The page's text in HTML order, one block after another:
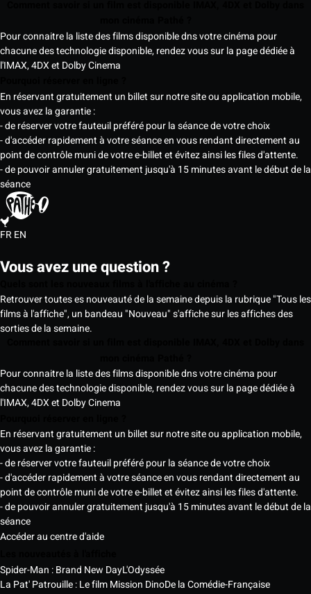
Pour connaitre la liste des films disponible dns votre cinéma pour
chacune des technologie disponible, rendez vous sur la page dédiée à
l'IMAX, 4DX et Dolby Cinema
En réservant gratuitement un billet sur notre site ou application mobile,
vous avez la garantie :
- de réserver votre fauteuil préféré pour la séance de votre choix
- d'accéder rapidement à votre séance en vous rendant directement au
point de contrôle muni de votre e-billet et évitez ainsi les files d'attente.
- de pouvoir annuler gratuitement jusqu'à 15 minutes avant le début de la
séance
FREN
Vous avez une question ?
Retrouver toutes es nouveauté de la semaine depuis la rubrique "Tous les
films à l'affiche", un bandeau "Nouveau" s'affiche sur les affiches des
sorties de la semaine.
Pour connaitre la liste des films disponible dns votre cinéma pour
chacune des technologie disponible, rendez vous sur la page dédiée à
l'IMAX, 4DX et Dolby Cinema
En réservant gratuitement un billet sur notre site ou application mobile,
vous avez la garantie :
- de réserver votre fauteuil préféré pour la séance de votre choix
- d'accéder rapidement à votre séance en vous rendant directement au
point de contrôle muni de votre e-billet et évitez ainsi les files d'attente.
- de pouvoir annuler gratuitement jusqu'à 15 minutes avant le début de la
séance
Accéder au centre d'aide
Spider-Man : Brand New DayL'Odyssée
La Pat' Patrouille : Le film Mission DinoDe la Comédie-Française